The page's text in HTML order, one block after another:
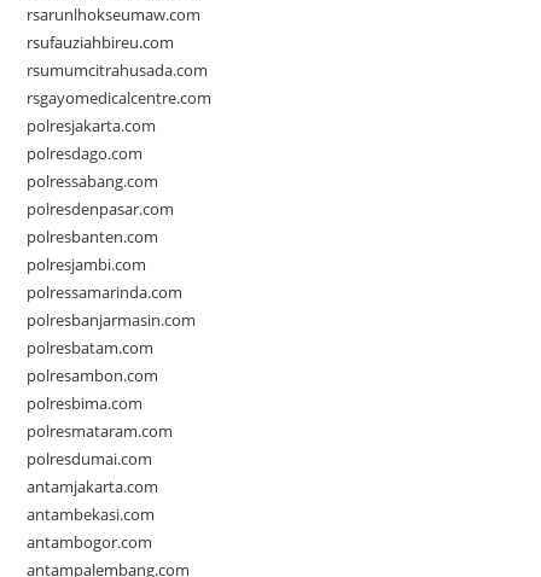
rsarunlhokseumaw.com
rsufauziahbireu.com
rsumumcitrahusada.com
rsgayomedicalcentre.com
polresjakarta.com
polresdago.com
polressabang.com
polresdenpasar.com
polresbanten.com
polresjambi.com
polressamarinda.com
polresbanjarmasin.com
polresbatam.com
polresambon.com
polresbima.com
polresmataram.com
polresdumai.com
antamjakarta.com
antambekasi.com
antambogor.com
antampalembang.com